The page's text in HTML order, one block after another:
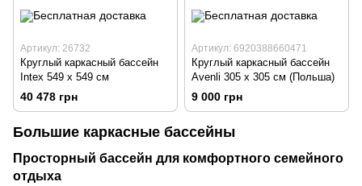
Артикул: 26732
Круглый каркасный бассейн
Intex 549 x 549 см
40 478 грн
Артикул: 6920388660471
Круглый каркасный бассейн
Avenli 305 x 305 см (Польша)
9 000 грн
Большие каркасные бассейны
Просторный бассейн для комфортного семейного
отдыха